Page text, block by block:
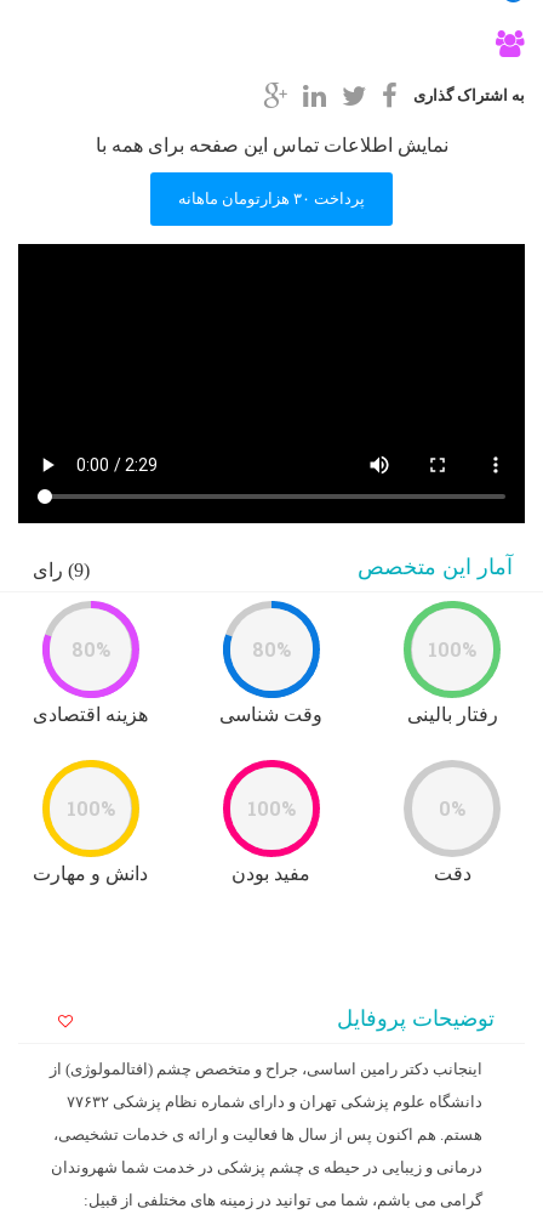
به اشتراک گذاری
نمایش اطلاعات تماس این صفحه برای همه با
پرداخت ۳۰ هزارتومان ماهانه
آمار این متخصص (9) رای
0%
دقت
100%
مفید بودن
100%
دانش و مهارت
100%
رفتار بالینی
80%
وقت شناسی
80%
هزینه اقتصادی
توضیحات پروفایل
اینجانب دکتر رامین اساسی، جراح و متخصص چشم (افتالمولوژی) از
دانشگاه علوم پزشکی تهران و دارای شماره نظام پزشکی ۷۷۶۳۲
هستم. هم اکنون پس از سال ها فعالیت و ارائه ی خدمات تشخیصی،
درمانی و زیبایی در حیطه ی چشم پزشکی در خدمت شما شهروندان
گرامی می باشم، شما می توانید در زمینه های مختلفی از قبیل: